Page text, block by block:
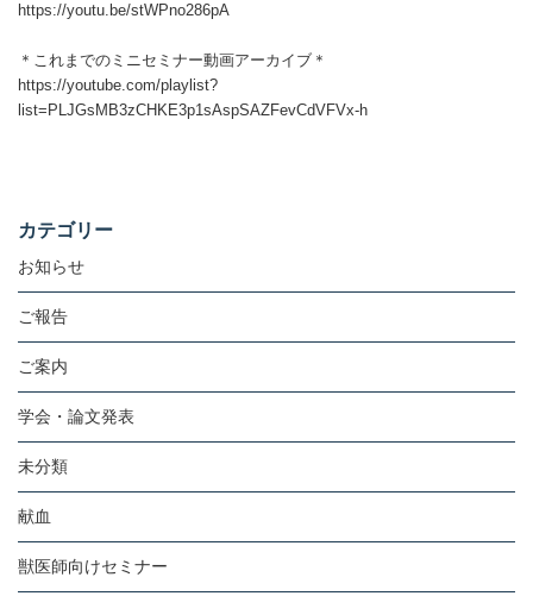
https://youtu.be/stWPno286pA
＊これまでのミニセミナー動画アーカイブ＊
https://youtube.com/playlist?
list=PLJGsMB3zCHKE3p1sAspSAZFevCdVFVx-h
カテゴリー
お知らせ
ご報告
ご案内
学会・論文発表
未分類
献血
獣医師向けセミナー